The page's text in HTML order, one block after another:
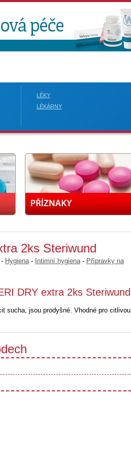
LÉKY
LÉKÁRNY
2ks Steriwund
- Hygiena - Intimní hygiena - Přípravky na
DRY extra 2ks Steriwund
sucha, jsou prodyšné. Vhodné pro citlivou